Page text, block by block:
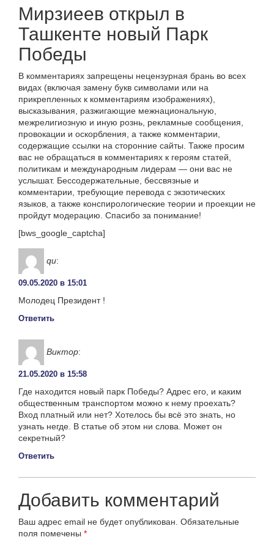
Мирзиеев открыл в
Ташкенте новый Парк
Победы
В комментариях запрещены нецензурная брань во всех
видах (включая замену букв символами или на
прикрепленных к комментариям изображениях),
высказывания, разжигающие межнациональную,
межрелигиозную и иную рознь, рекламные сообщения,
провокации и оскорбления, а также комментарии,
содержащие ссылки на сторонние сайты. Также просим
вас не обращаться в комментариях к героям статей,
политикам и международным лидерам — они вас не
услышат. Бессодержательные, бессвязные и
комментарии, требующие перевода с экзотических
языков, а также конспирологические теории и проекции не
пройдут модерацию. Спасибо за понимание!
[bws_google_captcha]
qu:
09.05.2020 в 15:01
Молодец Президент !
Ответить
Виктор:
21.05.2020 в 15:58
Где находится новый парк Победы? Адрес его, и каким
общественным транспортом можно к нему проехать?
Вход платный или нет? Хотелось бы всё это знать, но
узнать негде. В статье об этом ни слова. Может он
секретный?
Ответить
Добавить комментарий
Ваш адрес email не будет опубликован. Обязательные
поля помечены *